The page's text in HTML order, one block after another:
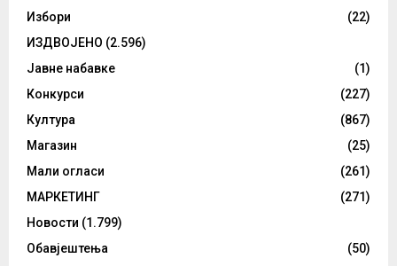
Избори
(22)
ИЗДВОЈЕНО (2.596)
Јавне набавке
(1)
Конкурси
(227)
Култура
(867)
Магазин
(25)
Мали огласи
(261)
МАРКЕТИНГ
(271)
Новости (1.799)
Обавјештења
(50)